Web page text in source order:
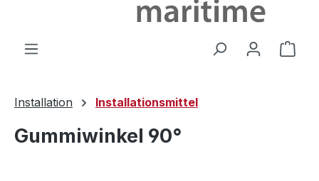
Installation Installationsmittel
Gummiwinkel 90°